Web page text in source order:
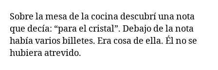
Sobre la mesa de la cocina descubrí una nota
que decía: “para el cristal”. Debajo de la nota
había varios billetes. Era cosa de ella. Él no se
hubiera atrevido.